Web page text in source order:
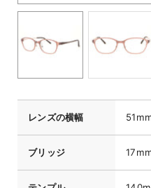
レンズの横幅
ブリッジ